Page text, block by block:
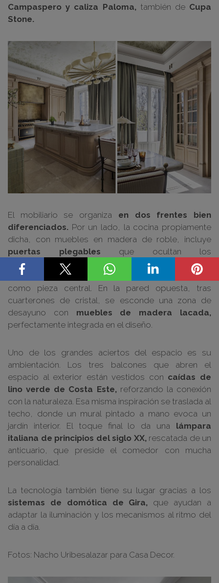
Campaspero y caliza Paloma,también de Cupa
Stone.
El mobiliario se organiza en dos frentes bien
diferenciados. Por un lado, la cocina propiamente
dicha, con muebles en madera de roble, incluye
puertas plegables que ocultan los
electrodomésticos Siemens
(línea studioLine) y
una espectacular cocina de gas de Officine Gullo
como pieza central. En la pared opuesta, tras
cuarterones de cristal, se esconde una zona de
desayuno con muebles de madera lacada,
perfectamente integrada en el diseño.
Uno de los grandes aciertos del espacio es su
ambientación. Los tres balcones que abren el
espacio al exterior están vestidos con caídas de
lino verde de Costa Este,reforzando la conexión
con la naturaleza. Esa misma inspiración se traslada al
techo, donde un mural pintado a mano evoca un
jardín interior. El toque final lo da una lámpara
italiana de principios del siglo XX,rescatada de un
anticuario, que preside el comedor con mucha
personalidad.
La tecnología también tiene su lugar gracias a los
sistemas de domótica de Gira, que ayudan a
adaptar la iluminación y los mecanismos al ritmo del
día a día.
Fotos: Nacho Uribesalazar para Casa Decor.